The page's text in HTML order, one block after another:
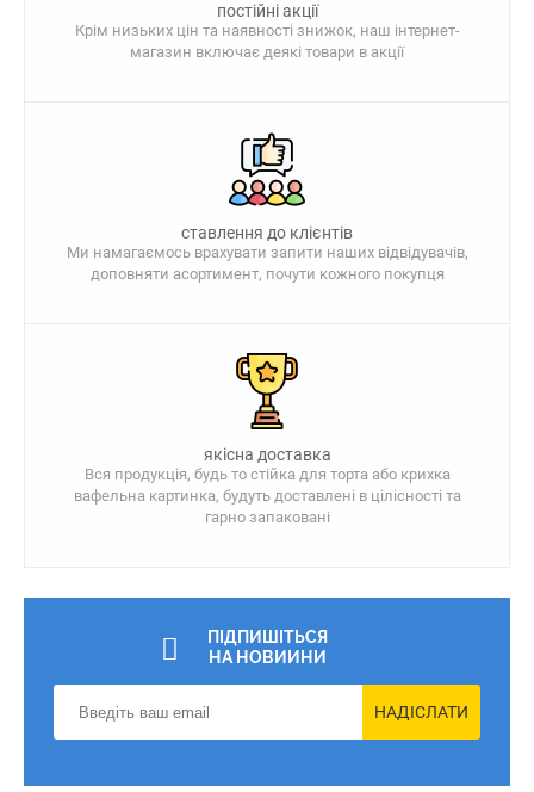
постійні акції
Крім низьких цін та наявності знижок, наш інтернет-
магазин включає деякі товари в акції
ставлення до клієнтів
Ми намагаємось врахувати запити наших відвідувачів,
доповняти асортимент, почути кожного покупця
якісна доставка
Вся продукція, будь то стійка для торта або крихка
вафельна картинка, будуть доставлені в цілісності та
гарно запаковані
ПІДПИШІТЬСЯ
НА НОВИИНИ
НАДІСЛАТИ